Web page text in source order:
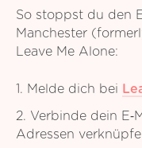
So stoppst du den
Manchester
Leave Me Alone:
1. Melde dich bei
2. Verbinde dein
Adressen